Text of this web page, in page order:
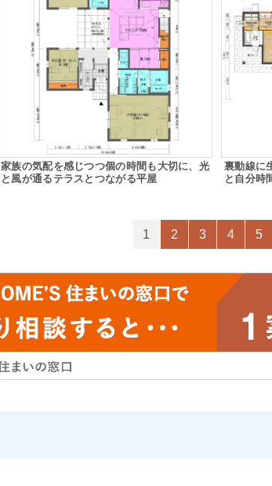
家族の気配を感じつつ個の時間も大切に、光
と風が通るテラスとつながる平屋
裏動線に
と自分時
1 2 3 4 5